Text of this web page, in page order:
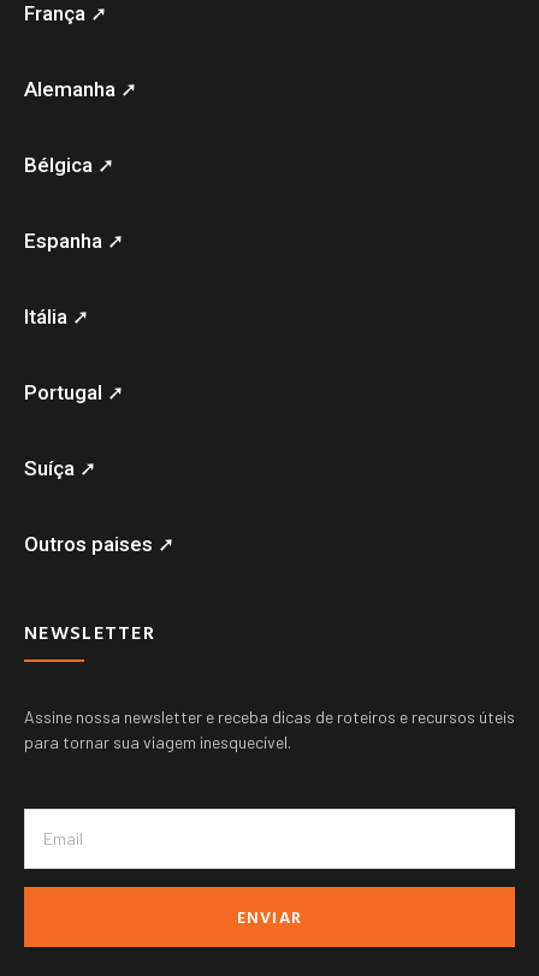
França ➚
Alemanha ➚
Bélgica ➚
Espanha ➚
Itália ➚
Portugal ➚
Suíça ➚
Outros paises ➚
NEWSLETTER
Assine nossa newsletter e receba dicas de roteiros e recursos úteis
para tornar sua viagem inesquecível.
ENVIAR